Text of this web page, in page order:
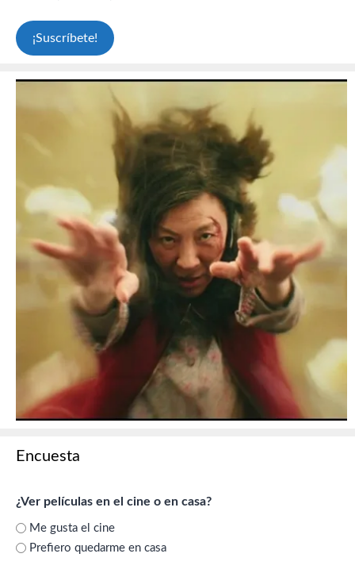
Encuesta
¿Ver películas en el cine o en casa?
Me gusta el cine
Prefiero quedarme en casa